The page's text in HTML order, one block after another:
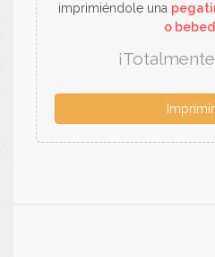
imprimiéndole una
o
Imprimir